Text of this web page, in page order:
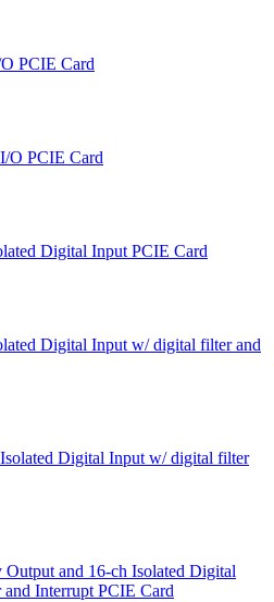
PCIE Card
O PCIE Card
Digital Input PCIE Card
Digital Input w/ digital filter and
Digital Input w/ digital filter
Output and 16-ch Isolated Digital
Interrupt PCIE Card